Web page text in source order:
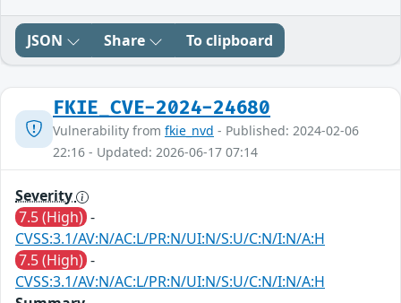
JSON Share To clipboard
FKIE_CVE-2024-24680
Vulnerability from fkie_nvd - Published: 2024-02-06
22:16 - Updated: 2026-06-17 07:14
Severity
7.5 (High) -
CVSS:3.1/AV:N/AC:L/PR:N/UI:N/S:U/C:N/I:N/A:H
7.5 (High) -
CVSS:3.1/AV:N/AC:L/PR:N/UI:N/S:U/C:N/I:N/A:H